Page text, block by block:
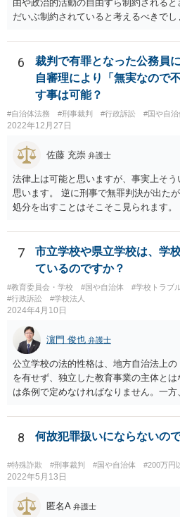
由や政治的活動の自由すら制約される
だいぶ制約されていると考えるべきで
由に宮中の祭祀・儀礼に関する儀式を
を批判する意見を公にすることが無制
6
裁判で有罪となった公務員
自審理により「無実なので
す事は可能？
#自治体法務 #刑事裁判 #行政訴訟 #国や自治
2022年12月27日
佐藤 充崇 弁護士
法律上は可能と思いますが、事実上そ
思います。 逆に刑事で無罪判決が出た
処分を出すことはそこそこ見られます。
7
市立学校や県立学校は、学
ているのですか？
#教育委員会・学校 #国や自治体 #学校トラブ
#行政訴訟
#学校法人
2024年4月10日
濵門 俊也 弁護士
公立学校の法的性格は、地方自治法上
を有せず、独立した教育事業の主体と
は条例で定めなければなりません。一
利義務の主体となる法人格を有し、教
ちなみに、公立学校は教育行政組織上
であり、校舎・校地等は地方自治法上
8 何故犯罪扱いにならないの
#特殊詐欺 #刑事裁判 #国や自治体 #200万円
2022年5月13日
匿名A 弁護士